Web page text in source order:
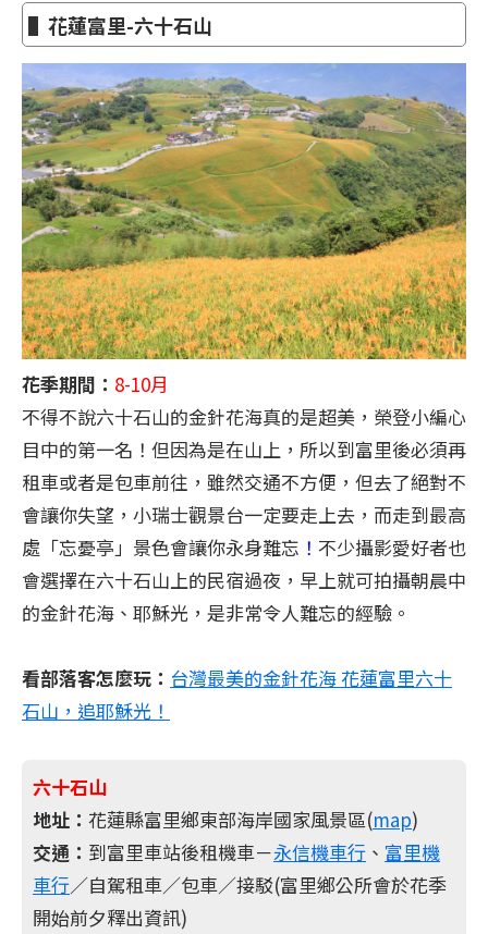
▌花蓮富里-六十石山
花季期間： 8-10月
不得不說六十石山的金針花海真的是超美，榮登小編心
目中的第一名！但因為是在山上，所以到富里後必須再
租車或者是包車前往，雖然交通不方便，但去了絕對不
會讓你失望，小瑞士觀景台一定要走上去，而走到最高
處「忘憂亭」景色會讓你永身難忘 ！ 不少攝影愛好者也
會選擇在六十石山上的民宿過夜，早上就可拍攝朝晨中
的金針花海、耶穌光，是非常令人難忘的經驗。
看部落客怎麼玩： 台灣最美的金針花海 花蓮富里六十
石山，追耶穌光！
六十石山
地址： 花蓮縣富里鄉東部海岸國家風景區(map)
交通： 到富里車站後租機車－永信機車行 、 富里機
車行／自駕租車／包車／接駁(富里鄉公所會於花季
開始前夕釋出資訊)